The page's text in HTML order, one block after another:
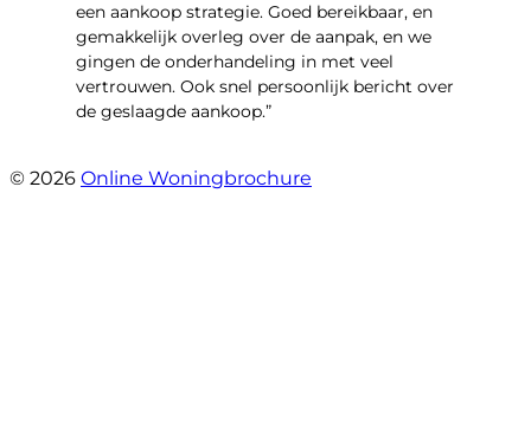
een aankoop strategie. Goed bereikbaar, en
gemakkelijk overleg over de aanpak, en we
gingen de onderhandeling in met veel
vertrouwen. Ook snel persoonlijk bericht over
de geslaagde aankoop.”
© 2026 Online Woningbrochure